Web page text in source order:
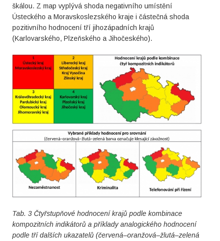
škálou. Z map vyplývá shoda negativního umístění
Ústeckého a Moravskoslezského kraje i částečná shoda
pozitivního hodnocení tří jihozápadních krajů
(Karlovarského, Plzeňského a Jihočeského).
Tab. 3 Čtyřstupňové hodnocení krajů podle kombinace
kompozitních indikátorů a příklady analogického hodnocení
podle tří dalších ukazatelů (červená–oranžová–žlutá–zelená